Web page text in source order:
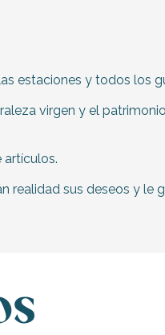
estaciones y todos los
virgen y el
artículos.
realidad sus deseos y le